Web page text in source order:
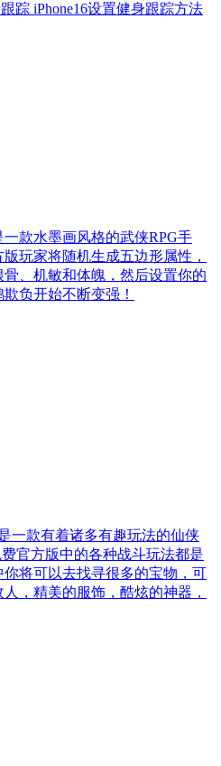
踪 iPhone16设置健身跟踪方法
款水墨画风格的武侠RPG手
玩家将随机生成五边形属性，
、机敏和体魄，然后设置你的
负开始不断变强！
一款有着诸多有趣玩法的仙侠
官方版中的各种战斗玩法都是
将可以去找寻很多的宝物，可
，精美的服饰，酷炫的神器，